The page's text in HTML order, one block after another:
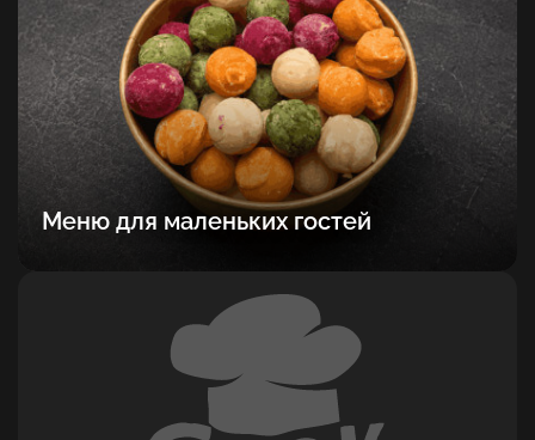
Меню для маленьких гостей